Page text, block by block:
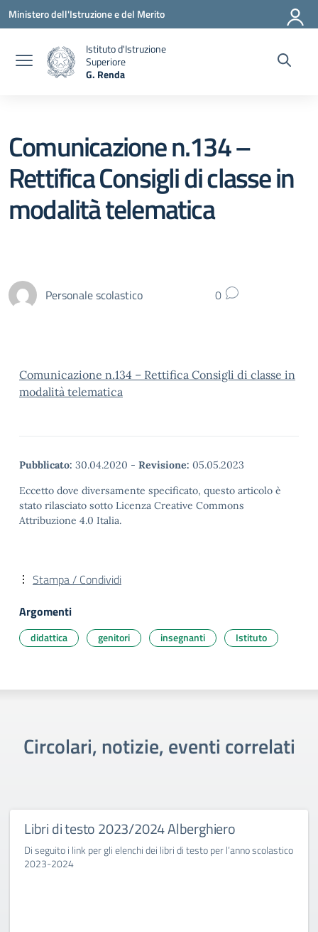
Vai ai contenuti
Vai al menu di navigazione
Vai al footer
Ministero dell'Istruzione e del Merito
Istituto d'Istruzione
Superiore
G. Renda
Comunicazione n.134 –
Rettifica Consigli di classe in
modalità telematica
Personale scolastico 0
Comunicazione n.134 – Rettifica Consigli di classe in
modalità telematica
Pubblicato: 30.04.2020 - Revisione: 05.05.2023
Eccetto dove diversamente specificato, questo articolo è
stato rilasciato sotto Licenza Creative Commons
Attribuzione 4.0 Italia.
Stampa / Condividi
Argomenti
didattica genitori insegnanti Istituto
Circolari, notizie, eventi correlati
Libri di testo 2023/2024 Alberghiero
Di seguito i link per gli elenchi dei libri di testo per l’anno scolastico
2023-2024